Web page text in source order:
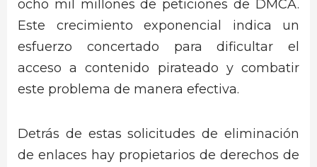
ocho mil millones de peticiones de DMCA.
Este crecimiento exponencial indica un
esfuerzo concertado para dificultar el
acceso a contenido pirateado y combatir
este problema de manera efectiva.
Detrás de estas solicitudes de eliminación
de enlaces hay propietarios de derechos de